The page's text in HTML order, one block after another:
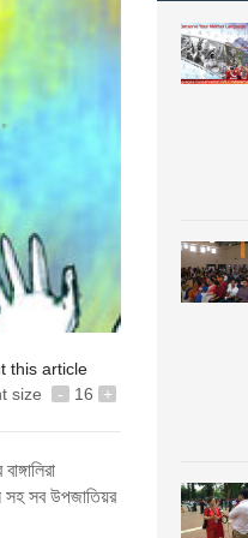
this article
size
- 16 +
সহ সব উপজাতিয়র